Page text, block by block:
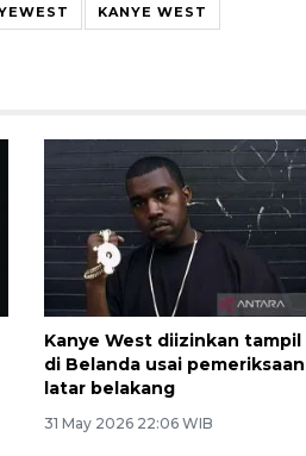
KANYE WEST
Kanye West diizinkan tampil
di Belanda usai pemeriksaan
latar belakang
31 May 2026 22:06 WIB